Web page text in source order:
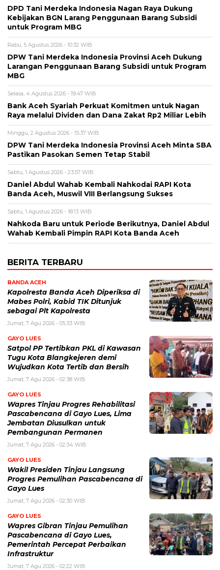
DPD Tani Merdeka Indonesia Nagan Raya Dukung
Kebijakan BGN Larang Penggunaan Barang Subsidi
untuk Program MBG
Rabu, 5 Agustus 2026 - 10:32 WIB
DPW Tani Merdeka Indonesia Provinsi Aceh Dukung
Larangan Penggunaan Barang Subsidi untuk Program
MBG
Selasa, 4 Agustus 2026 - 19:47 WIB
Bank Aceh Syariah Perkuat Komitmen untuk Nagan
Raya melalui Dividen dan Dana Zakat Rp2 Miliar Lebih
Minggu, 2 Agustus 2026 - 15:37 WIB
DPW Tani Merdeka Indonesia Provinsi Aceh Minta SBA
Pastikan Pasokan Semen Tetap Stabil
Sabtu, 1 Agustus 2026 - 23:57 WIB
Daniel Abdul Wahab Kembali Nahkodai RAPI Kota
Banda Aceh, Muswil VIII Berlangsung Sukses
Sabtu, 1 Agustus 2026 - 18:13 WIB
Nahkoda Baru untuk Periode Berikutnya, Daniel Abdul
Wahab Kembali Pimpin RAPI Kota Banda Aceh
BERITA TERBARU
BANDA ACEH
Kapolresta Banda Aceh Diperiksa di
Mabes Polri, Kabid TIK Ditunjuk
sebagai Plt Kapolresta
Jumat, 7 Agu 2026 - 05:33 WIB
GAYO LUES
Satpol PP Tertibkan PKL di Kawasan
Tugu Kota Blangkejeren demi
Wujudkan Kota Tertib dan Bersih
Jumat, 7 Agu 2026 - 02:38 WIB
GAYO LUES
Wapres Tinjau Progres Rehabilitasi
Pascabencana di Gayo Lues, Lima
Jembatan Diusulkan untuk
Pembangunan Permanen
Jumat, 7 Agu 2026 - 02:34 WIB
GAYO LUES
Wakil Presiden Tinjau Langsung
Progres Pemulihan Pascabencana di
Gayo Lues
Jumat, 7 Agu 2026 - 02:30 WIB
GAYO LUES
Wapres Gibran Tinjau Pemulihan
Pascabencana di Gayo Lues,
Pemerintah Percepat Perbaikan
Infrastruktur
Jumat, 7 Agu 2026 - 02:22 WIB